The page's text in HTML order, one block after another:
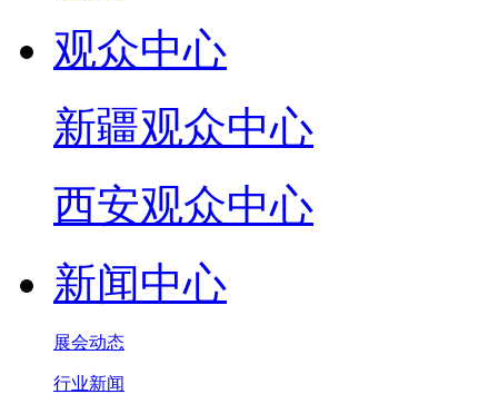
观众中心
新疆观众中心
西安观众中心
新闻中心
展会动态
行业新闻